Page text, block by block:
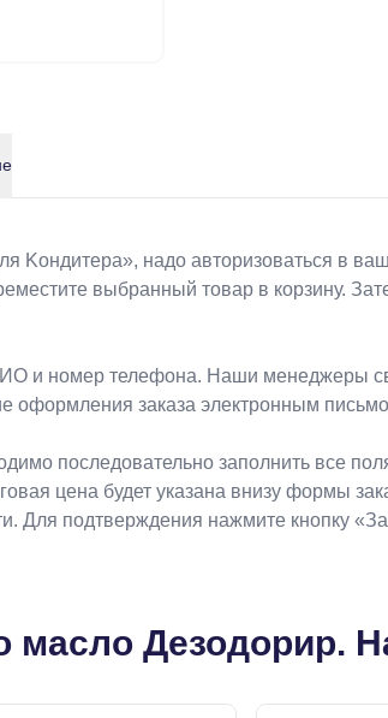
Koндитeрa», надо авторизоваться в
выбранный товар в корзину.
и номер телефона. Наши менеджеры
оформления заказа электронным
последовательно заполнить все
цена будет указана внизу формы
Для подтверждения нажмите кнопку
масло Дезодорир.